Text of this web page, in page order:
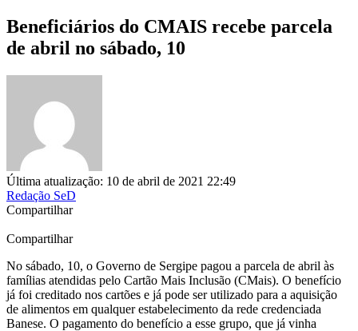
Beneficiários do CMAIS recebe parcela
de abril no sábado, 10
Última atualização: 10 de abril de 2021 22:49
Redação SeD
Compartilhar
Compartilhar
No sábado, 10, o Governo de Sergipe pagou a parcela de abril às
famílias atendidas pelo Cartão Mais Inclusão (CMais). O benefício
já foi creditado nos cartões e já pode ser utilizado para a aquisição
de alimentos em qualquer estabelecimento da rede credenciada
Banese. O pagamento do benefício a esse grupo, que já vinha